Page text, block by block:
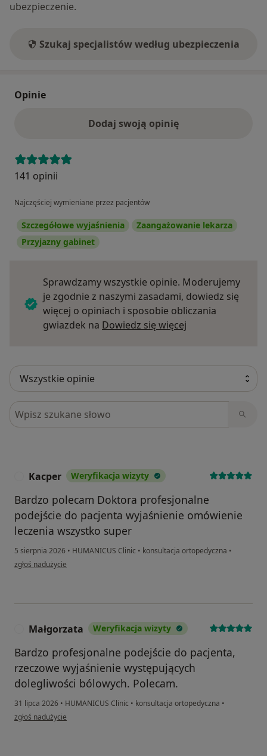
ubezpieczenie.
Szukaj specjalistów według ubezpieczenia
Opinie
Dodaj swoją opinię
141 opinii
Najczęściej wymieniane przez pacjentów
Szczegółowe wyjaśnienia
Zaangażowanie lekarza
Przyjazny gabinet
Sprawdzamy wszystkie opinie. Moderujemy
je zgodnie z naszymi zasadami, dowiedz się
więcej o opiniach i sposobie obliczania
gwiazdek na Dowiedz się więcej
Szukaj w opiniach
Kacper Weryfikacja wizyty
Bardzo polecam Doktora profesjonalne
podejście do pacjenta wyjaśnienie omówienie
leczenia wszystko super
5 sierpnia 2026 • HUMANICUS Clinic • konsultacja ortopedyczna •
w opinii użytkownika Kacper
zgłoś nadużycie
Małgorzata Weryfikacja wizyty
Bardzo profesjonalne podejście do pacjenta,
rzeczowe wyjaśnienie występujących
dolegliwości bólowych. Polecam.
31 lipca 2026 • HUMANICUS Clinic • konsultacja ortopedyczna •
w opinii użytkownika Małgorzata
zgłoś nadużycie